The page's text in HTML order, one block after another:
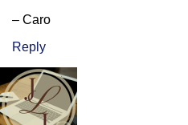
– Caro
Reply